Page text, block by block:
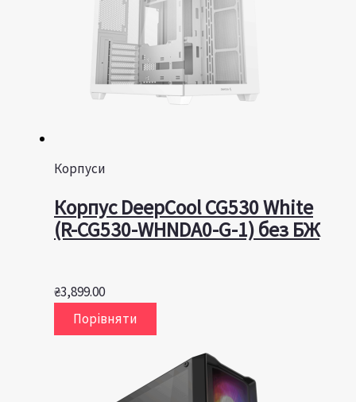
Корпуси
Корпус DeepCool CG530 White
(R-CG530-WHNDA0-G-1) без БЖ
₴3,899.00
Порівняти